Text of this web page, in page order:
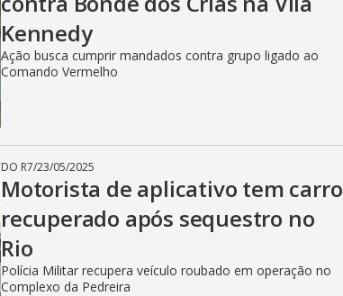
Kennedy
Ação busca cumprir mandados contra grupo ligado ao
Comando Vermelho
DO R7/23/05/2025
Motorista de aplicativo tem carro
recuperado após sequestro no
Rio
Polícia Militar recupera veículo roubado em operação no
Complexo da Pedreira